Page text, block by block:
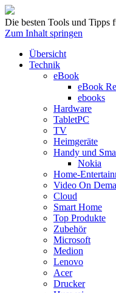
Die besten Tools und Tipps
Zum Inhalt springen
Übersicht
Technik
eBook
eBook
ebooks
Hardware
TabletPC
TV
Heimgeräte
Handy und
Nokia
Home-
Video On
Cloud
Smart Home
Top Produkte
Zubehör
Microsoft
Medion
Lenovo
Acer
Drucker